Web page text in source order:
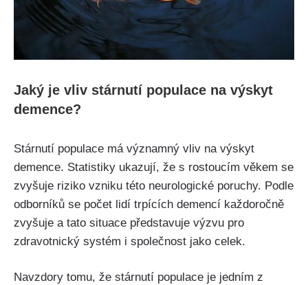
Jaký je vliv stárnutí populace na výskyt
demence?
Stárnutí populace má významný vliv na výskyt
demence. Statistiky ukazují, že s rostoucím věkem se
zvyšuje riziko vzniku této neurologické poruchy. Podle
odborníků se počet lidí trpících demencí každoročně
zvyšuje a tato situace představuje výzvu pro
zdravotnický systém i společnost jako celek.
Navzdory tomu, že stárnutí populace je jedním z